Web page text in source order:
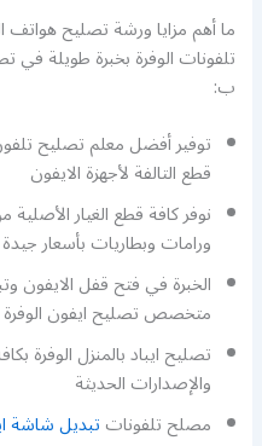
ما أهم مزايا ورشة تصليح هواتف
تلفونات الوفرة بخبرة طويلة في
ب:
توفير أفضل معلم تصليح
قطع التالفة لأجهزة الايفون
نوفر كافة قطع الغيار
ورامات وبطاريات بأسعار جيدة
الخبرة في فتح قفل الايفون
متخصص تصليح ايفون الوفرة
تصليح ايباد بالمنزل الوفرة
والإصدارات الحديثة
مصلح تلفوناتتبديل شاشة